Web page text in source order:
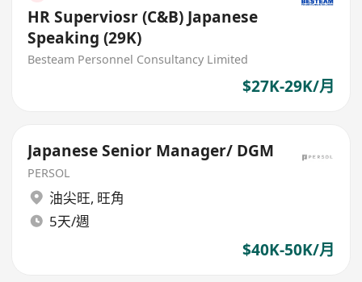
HR Superviosr (C&B) Japanese
Speaking (29K)
Besteam Personnel Consultancy Limited
$27K-29K/月
Japanese Senior Manager/ DGM
PERSOL
油尖旺, 旺角
5天/週
$40K-50K/月